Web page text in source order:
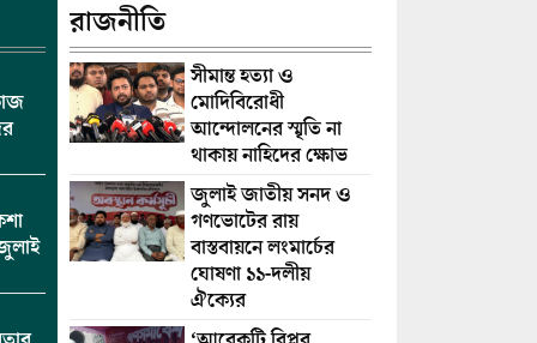
রাজনীতি
সীমান্ত হত্যা ও
মোদিবিরোধী
আন্দোলনের স্মৃতি না
থাকায় নাহিদের ক্ষোভ
জুলাই জাতীয় সনদ ও
গণভোটের রায়
বাস্তবায়নে লংমার্চের
ঘোষণা ১১-দলীয়
ঐক্যের